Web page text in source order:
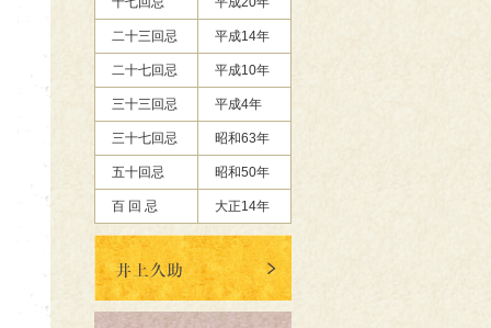
二十三回忌 平成14年
二十七回忌 平成10年
三十三回忌 平成4年
三十七回忌 昭和63年
五十回忌 昭和50年
百 回 忌 大正14年